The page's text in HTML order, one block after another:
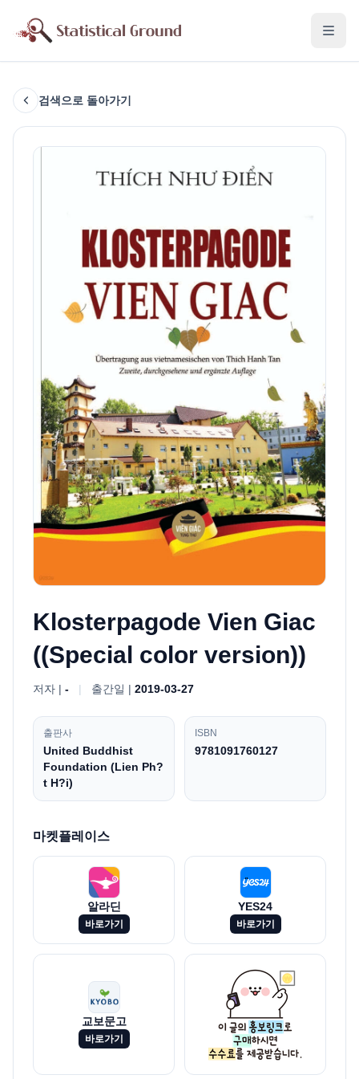
검색으로 돌아가기
Klosterpagode Vien Giac
((Special color version))
저자 | - | 출간일 | 2019-03-27
출판사
United Buddhist
Foundation (Lien Ph?
t H?i)
ISBN
9781091760127
마켓플레이스
알라딘
바로가기
YES24
바로가기
교보문고
바로가기